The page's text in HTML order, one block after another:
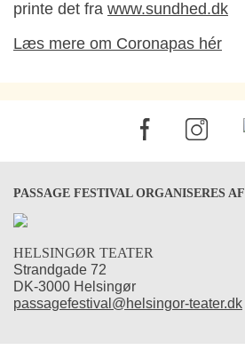
printe det fra www.sundhed.dk
Læs mere om Coronapas hér
PASSAGE FESTIVAL ORGANISERES AF
HELSINGØR TEATER
Strandgade 72
DK-3000 Helsingør
passagefestival@helsingor-teater.dk